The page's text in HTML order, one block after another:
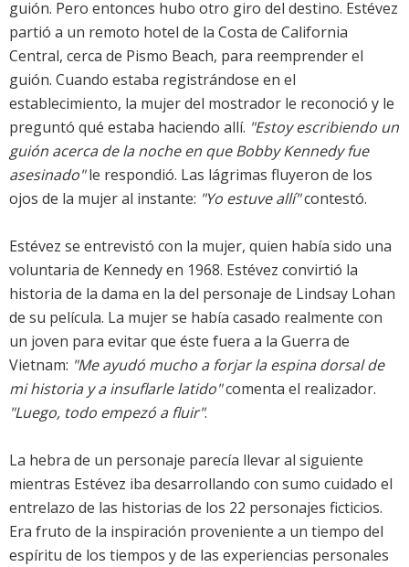
guión. Pero entonces hubo otro giro del destino. Estévez
partió a un remoto hotel de la Costa de California
Central, cerca de Pismo Beach, para reemprender el
guión. Cuando estaba registrándose en el
establecimiento, la mujer del mostrador le reconoció y le
preguntó qué estaba haciendo allí. "Estoy escribiendo un
guión acerca de la noche en que Bobby Kennedy fue
asesinado"le respondió. Las lágrimas fluyeron de los
ojos de la mujer al instante: "Yo estuve allí"contestó.
Estévez se entrevistó con la mujer, quien había sido una
voluntaria de Kennedy en 1968. Estévez convirtió la
historia de la dama en la del personaje de Lindsay Lohan
de su película. La mujer se había casado realmente con
un joven para evitar que éste fuera a la Guerra de
Vietnam: "Me ayudó mucho a forjar la espina dorsal de
mi historia y a insuflarle latido"comenta el realizador.
"Luego, todo empezó a fluir".
La hebra de un personaje parecía llevar al siguiente
mientras Estévez iba desarrollando con sumo cuidado el
entrelazo de las historias de los 22 personajes ficticios.
Era fruto de la inspiración proveniente a un tiempo del
espíritu de los tiempos y de las experiencias personales